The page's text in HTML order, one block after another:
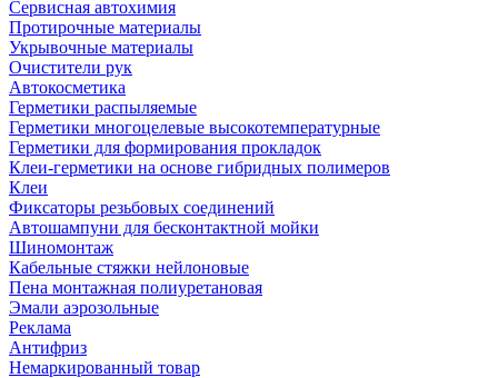
Сервисная автохимия
Протирочные материалы
Укрывочные материалы
Очистители рук
Автокосметика
Герметики распыляемые
Герметики многоцелевые высокотемпературные
Герметики для формирования прокладок
Клеи-герметики на основе гибридных полимеров
Клеи
Фиксаторы резьбовых соединений
Автошампуни для бесконтактной мойки
Шиномонтаж
Кабельные стяжки нейлоновые
Пена монтажная полиуретановая
Эмали аэрозольные
Реклама
Антифриз
Немаркированный товар